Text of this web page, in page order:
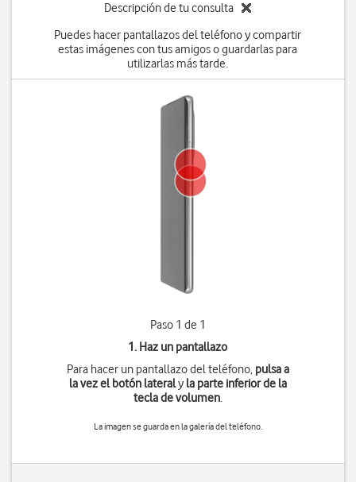
Descripción de tu consulta
Puedes hacer pantallazos del teléfono y compartir
estas imágenes con tus amigos o guardarlas para
utilizarlas más tarde.
Paso 1 de 1
1. Haz un pantallazo
Para hacer un pantallazo del teléfono, pulsa a
la vezel botón lateraly la parte inferior de la
tecla de volumen.
La imagen se guarda en la galería del teléfono.